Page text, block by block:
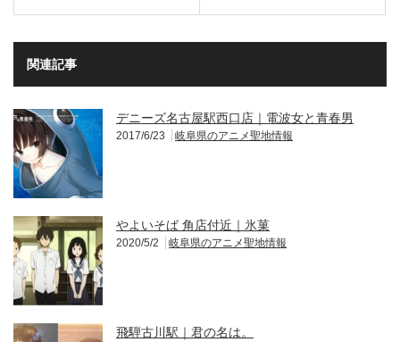
関連記事
デニーズ名古屋駅西口店｜電波女と青春男
2017/6/23 岐阜県のアニメ聖地情報
やよいそば 角店付近｜氷菓
2020/5/2 岐阜県のアニメ聖地情報
飛騨古川駅｜君の名は。